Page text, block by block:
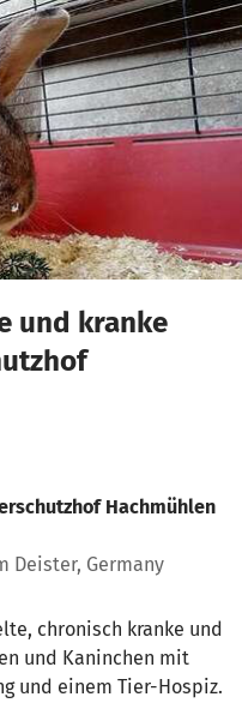
und kranke
Hachmühlen
Deister, Germany
chronisch kranke und
und Kaninchen mit
und einem Tier-Hospiz.